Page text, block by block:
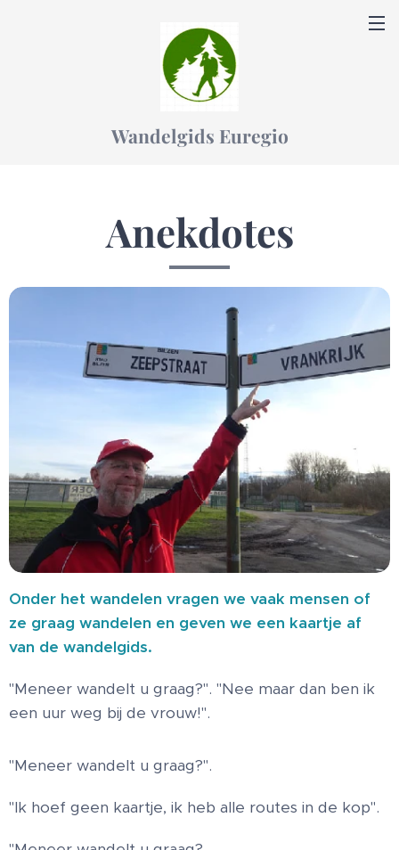
Wandelgids Euregio
Anekdotes
Onder het wandelen vragen we vaak mensen of
ze graag wandelen en geven we een kaartje af
van de wandelgids.
"Meneer wandelt u graag?". "Nee maar dan ben ik
een uur weg bij de vrouw!".
"Meneer wandelt u graag?".
"Ik hoef geen kaartje, ik heb alle routes in de kop".